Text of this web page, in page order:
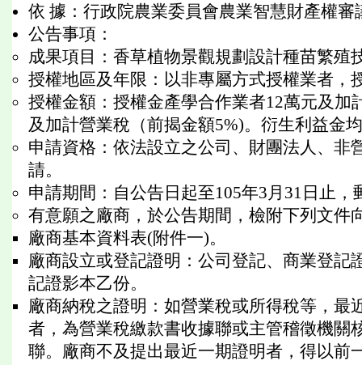
依 據：行政院農業委員會農業智慧財產權
公告事項：
成果項目：香草植物景觀規劃設計種苗繁殖
授權地區及年限：以非專屬方式授權業者，
授權金額：授權金產學合作業者12萬元及
及加計營業稅（前揭金額5%)。衍生利益金
申請資格：依法設立之公司、財團法人、
請。
申請期間：自公告日起至105年3月31日止
有意願之廠商，於公告期間，檢附下列文件
廠商基本資料表(附件一)。
廠商設立或登記證明：公司登記、商業登
記證影本乙份。
廠商納稅之證明：如營業稅或所得稅等，
者，為營業稅繳款書收據聯或主管稽徵機關
聯。廠商不及提出最近一期證明者，得以前